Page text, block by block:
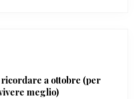
ricordare a ottobre (per
meglio)